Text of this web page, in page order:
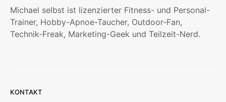
Michael selbst ist lizenzierter Fitness- und Personal-
Trainer, Hobby-Apnoe-Taucher, Outdoor-Fan,
Technik-Freak, Marketing-Geek und Teilzeit-Nerd.
KONTAKT